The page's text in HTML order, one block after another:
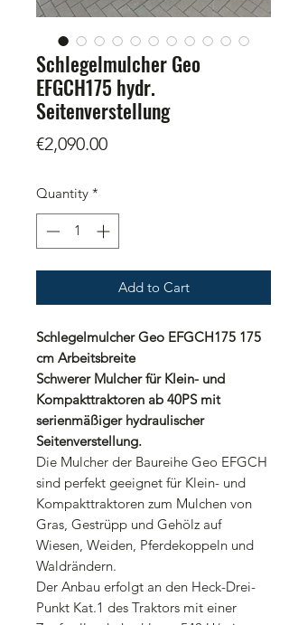
Schlegelmulcher Geo
EFGCH175 hydr.
Seitenverstellung
€2,090.00Price
Quantity *
Add to Cart
Schlegelmulcher Geo EFGCH175 175
cm Arbeitsbreite
Schwerer Mulcher für Klein- und
Kompakttraktoren ab 40PS mit
serienmäßiger hydraulischer
Seitenverstellung.
Die Mulcher der Baureihe Geo EFGCH
sind perfekt geeignet für Klein- und
Kompakttraktoren zum Mulchen von
Gras, Gestrüpp und Gehölz auf
Wiesen, Weiden, Pferdekoppeln und
Waldrändern.
Der Anbau erfolgt an den Heck-Drei-
Punkt Kat.1 des Traktors mit einer